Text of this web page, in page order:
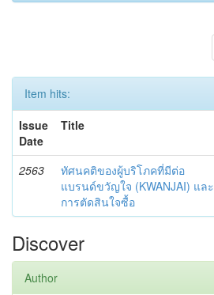
Item hits:
Issue
Date
Title
2563
ทัศนคติของผู้บริโภคที่มีต่อ
แบรนด์ขวัญใจ (KWANJAI) และ
การตัดสินใจซื้อ
Discover
Author